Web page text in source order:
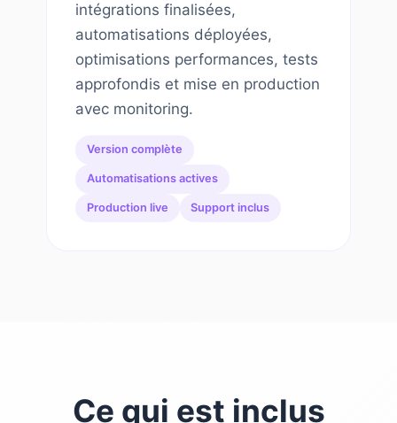
intégrations finalisées,
automatisations déployées,
optimisations performances, tests
approfondis et mise en production
avec monitoring.
Version complète
Automatisations actives
Production live Support inclus
Ce qui est inclus